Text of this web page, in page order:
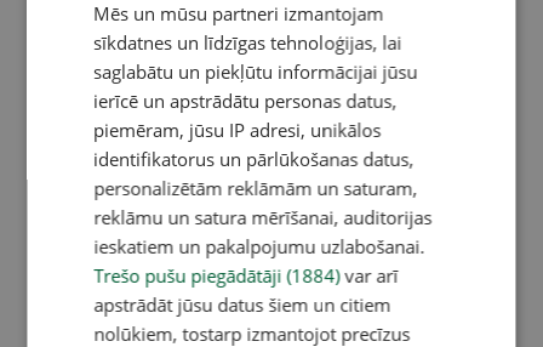
Mēs un mūsu partneri izmantojam
sīkdatnes un līdzīgas tehnoloģijas, lai
saglabātu un piekļūtu informācijai jūsu
ierīcē un apstrādātu personas datus,
piemēram, jūsu IP adresi, unikālos
identifikatorus un pārlūkošanas datus,
personalizētām reklāmām un saturam,
reklāmu un satura mērīšanai, auditorijas
ieskatiem un pakalpojumu uzlabošanai.
Trešo pušu piegādātāji (1884)var arī
apstrādāt jūsu datus šiem un citiem
nolūkiem, tostarp izmantojot precīzus